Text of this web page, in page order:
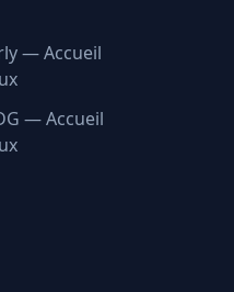
— Accueil
— Accueil